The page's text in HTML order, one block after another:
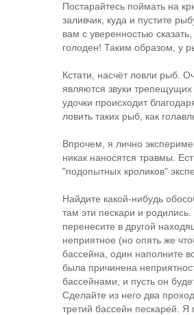
Постарайтесь поймать на
заливчик, куда и пустите
вам с уверенностью
голоден! Таким образом, у
Кстати, насчёт ловли рыб.
являются звуки
удочки происходит
ловить таких рыб, как
Впрочем, я лично
никак наносятся травмы.
"подопытных кроликов"
Найдите какой-нибудь
там эти пескари и
перенесите в другой
неприятное (но опять же
бассейна, один наполните
была причинена
бассейнами, и пусть он
Сделайте из него два
третий бассейн пескарей.